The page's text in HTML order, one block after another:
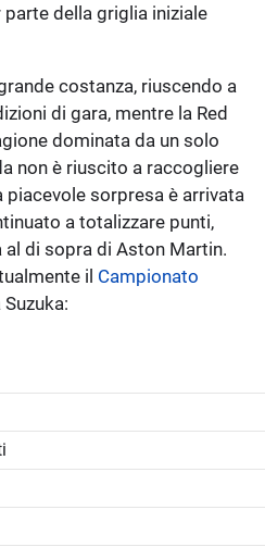
della griglia iniziale
costanza, riuscendo a
di gara, mentre la Red
dominata da un solo
non è riuscito a raccogliere
piacevole sorpresa è arrivata
a totalizzare punti,
di sopra di Aston Martin.
il Campionato